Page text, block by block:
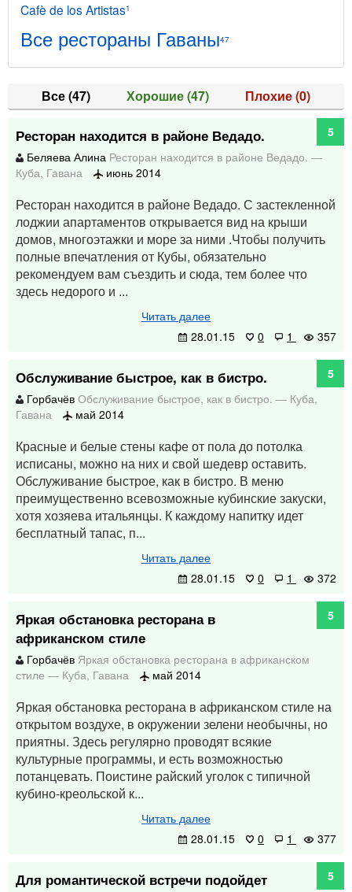
Cafè de los Artistas1
Все рестораны Гаваны47
Все(47) Хорошие(47) Плохие(0)
Ресторан находится в районе Ведадо.
5
Беляева Алина Ресторан находится в районе Ведадо. —
Куба, Гавана июнь 2014
Ресторан находится в районе Ведадо. С застекленной
лоджии апартаментов открывается вид на крыши
домов, многоэтажки и море за ними .Чтобы получить
полные впечатления от Кубы, обязательно
рекомендуем вам съездить и сюда, тем более что
здесь недорого и ...
Читать далее
28.01.15
0 1 357
Обслуживание быстрое, как в бистро.
5
Горбачёв Обслуживание быстрое, как в бистро. — Куба,
Гавана
май 2014
Красные и белые стены кафе от пола до потолка
исписаны, можно на них и свой шедевр оставить.
Обслуживание быстрое, как в бистро. В меню
преимущественно всевозможные кубинские закуски,
хотя хозяева итальянцы. К каждому напитку идет
бесплатный тапас, п...
Читать далее
28.01.15
0 1 372
Яркая обстановка ресторана в
африканском стиле
5
Горбачёв Яркая обстановка ресторана в африканском
стиле — Куба, Гавана май 2014
Яркая обстановка ресторана в африканском стиле на
открытом воздухе, в окружении зелени необычны, но
приятны. Здесь регулярно проводят всякие
культурные программы, и есть возможностью
потанцевать. Поистине райский уголок с типичной
кубино-креольской к...
Читать далее
28.01.15
0 1 377
Для романтической встречи подойдет
5